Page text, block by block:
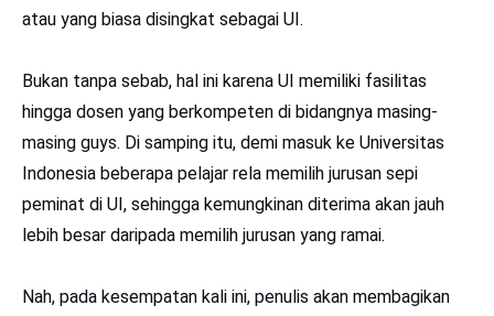
atau yang biasa disingkat sebagai UI.
Bukan tanpa sebab, hal ini karena UI memiliki fasilitas
hingga dosen yang berkompeten di bidangnya masing-
masing guys. Di samping itu, demi masuk ke Universitas
Indonesia beberapa pelajar rela memilih jurusan sepi
peminat di UI, sehingga kemungkinan diterima akan jauh
lebih besar daripada memilih jurusan yang ramai.
Nah, pada kesempatan kali ini, penulis akan membagikan